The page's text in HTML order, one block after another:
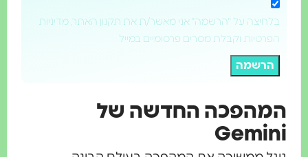
בלחיצה על "הרשמה" אני מאשר/ת את תקנון האתר, מדיניות
הפרטיות וקבלת מסרים פרסומיים במייל
הרשמה
המהפכה החדשה של
Gemini